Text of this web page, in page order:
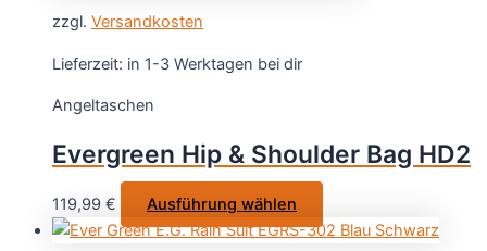
können
auf
Produktseite
zzgl. Versandkosten
Lieferzeit: in 1-3 Werktagen bei dir
Angeltaschen
Evergreen Hip & Shoulder Bag HD2
119,99 € Ausführung wählen
Produkt